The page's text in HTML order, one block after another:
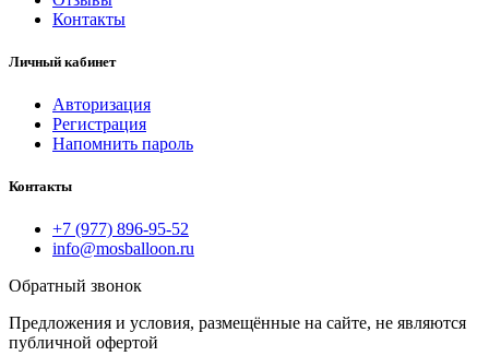
Контакты
Личный кабинет
Авторизация
Регистрация
Напомнить пароль
Контакты
+7 (977) 896-95-52
info@mosballoon.ru
Обратный звонок
Предложения и условия, размещённые на сайте, не являются
публичной офертой